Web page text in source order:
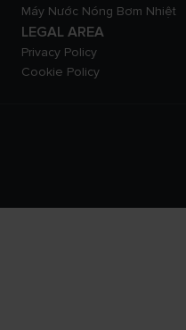
Máy Nước Nóng Bơm Nhiệt
LEGAL AREA
Privacy Policy
Cookie Policy